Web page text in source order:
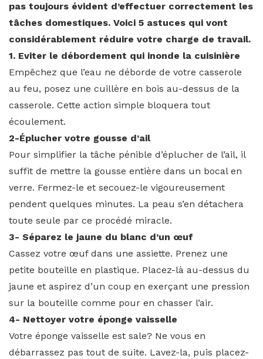
pas toujours évident d’effectuer correctement les
tâches domestiques. Voici 5 astuces qui vont
considérablement réduire votre charge de travail.
1. Eviter le débordement qui inonde la cuisinière
Empêchez que l’eau ne déborde de votre casserole
au feu, posez une cuillère en bois au-dessus de la
casserole. Cette action simple bloquera tout
écoulement.
2-Éplucher votre gousse d’ail
Pour simplifier la tâche pénible d’éplucher de l’ail, il
suffit de mettre la gousse entière dans un bocal en
verre. Fermez-le et secouez-le vigoureusement
pendent quelques minutes. La peau s’en détachera
toute seule par ce procédé miracle.
3- Séparez le jaune du blanc d’un œuf
Cassez votre œuf dans une assiette. Prenez une
petite bouteille en plastique. Placez-là au-dessus du
jaune et aspirez d’un coup en exerçant une pression
sur la bouteille comme pour en chasser l’air.
4- Nettoyer votre éponge vaisselle
Votre éponge vaisselle est sale? Ne vous en
débarrassez pas tout de suite. Lavez-la, puis placez-